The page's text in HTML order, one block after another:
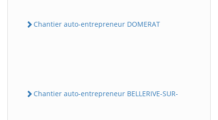
Chantier auto-entrepreneur DOMERAT
Chantier auto-entrepreneur BELLERIVE-SUR-